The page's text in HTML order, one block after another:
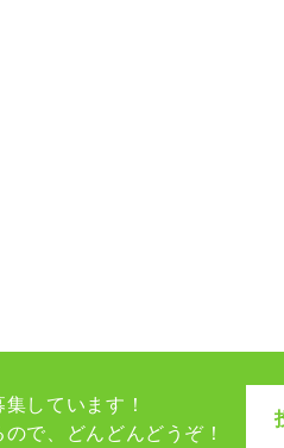
しています！
で、どんどんどうぞ！